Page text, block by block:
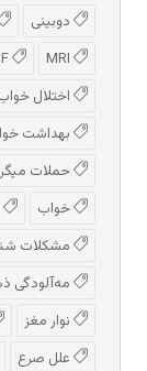
دوبینی
اختلال
بهداشت
حملات
خواب
مشکلات
مه‌آلودگی
نوار مغز
علل صرع